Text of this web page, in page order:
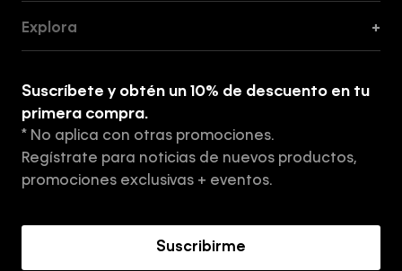
Tiendas
Aviso de privacidad
Términos y Condiciones
Explora +
Suscríbete y obtén un 10% de descuento en tu
primera compra.
* No aplica con otras promociones.
Regístrate para noticias de nuevos productos,
promociones exclusivas + eventos.
Suscribirme